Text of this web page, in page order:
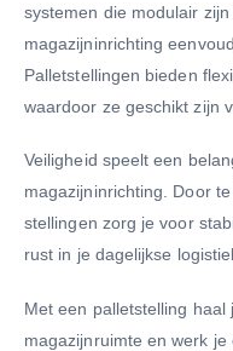
systemen die modulair
magazijninrichting
Palletstellingen bieden
waardoor ze geschikt zijn
Veiligheid speelt een
magazijninrichting. Door
stellingen zorg je voor
rust in je dagelijkse
Met een palletstelling haal
magazijnruimte en werk je